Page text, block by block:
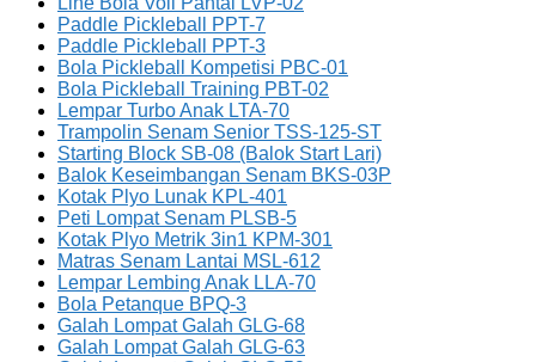
Paddle Pickleball PPT-7
Paddle Pickleball PPT-3
Bola Pickleball Kompetisi PBC-01
Bola Pickleball Training PBT-02
Lempar Turbo Anak LTA-70
Trampolin Senam Senior TSS-125-ST
Starting Block SB-08 (Balok Start Lari)
Balok Keseimbangan Senam BKS-03P
Kotak Plyo Lunak KPL-401
Peti Lompat Senam PLSB-5
Kotak Plyo Metrik 3in1 KPM-301
Matras Senam Lantai MSL-612
Lempar Lembing Anak LLA-70
Bola Petanque BPQ-3
Galah Lompat Galah GLG-68
Galah Lompat Galah GLG-63